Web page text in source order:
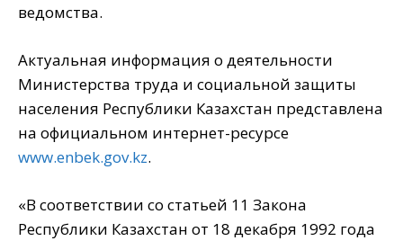
ведомства.
Актуальная информация о деятельности
Министерства труда и социальной защиты
населения Республики Казахстан представлена
на официальном интернет-ресурсе
www.enbek.gov.kz.
«В соответствии со статьей 11 Закона
Республики Казахстан от 18 декабря 1992 года